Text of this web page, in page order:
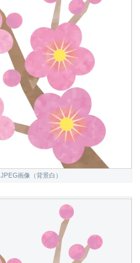
JPEG画像（背景白）